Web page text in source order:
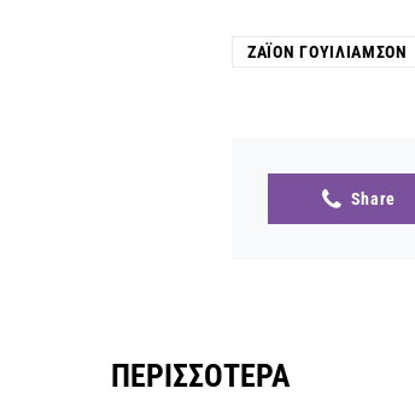
ΖΆΙΟΝ ΓΟΥΊΛΙΑΜΣΟΝ
Share
ΠΕΡΙΣΣΌΤΕΡΑ